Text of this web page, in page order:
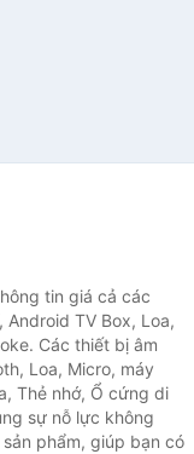
tin giá cả các
TV Box, Loa,
Các thiết bị âm
Loa, Micro, máy
Thẻ nhớ, Ổ cứng di
sự nỗ lực không
phẩm, giúp bạn có